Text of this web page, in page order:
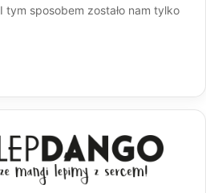
I tym sposobem zostało nam tylko